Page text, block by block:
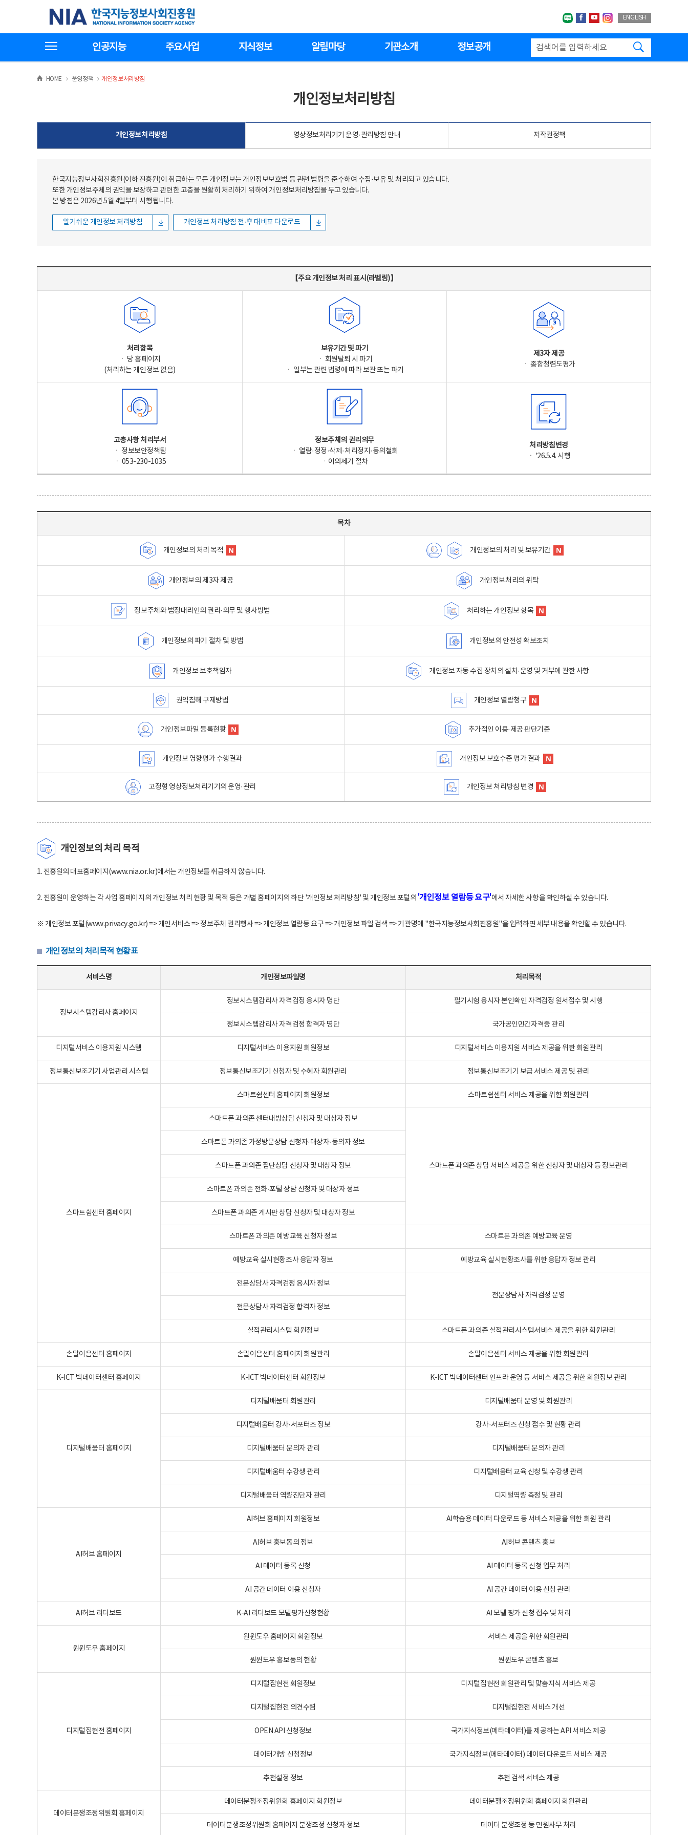
한국지능정보사회진흥원
네이버블로그
페이스북
유투브인스타그랩
ENGLISH
인공지능 주요사업 지식정보 알림마당 기관소개 정보공개
HOME >운영정책 >
개인정보처리방침
개인정보처리방침
개인정보처리방침 영상정보처리기기 운영·관리방침 안내 저작권정책
한국지능정보사회진흥원(이하 진흥원)이 취급하는 모든 개인정보는 개인정보보호법 등 관련 법령을 준수하여 수집·보유 및 처리되고 있습니다.
또한 개인정보주체의 권익을 보장하고 관련한 고충을 원활히 처리하기 위하여 개인정보처리방침을 두고 있습니다.
본 방침은 2026년 5월 4일부터 시행됩니다.
알기쉬운 개인정보 처리방침 개인정보 처리방침 전·후 대비표 다운로드
【주요 개인정보 처리 표시(라벨링)】
처리항목
ㆍ 당 홈페이지
(처리하는 개인정보 없음)
보유기간 및 파기
ㆍ 회원탈퇴 시 파기
ㆍ 일부는 관련 법령에 따라 보관 또는 파기
제3자 제공
ㆍ 종합청렴도평가
고충사항 처리부서
ㆍ 정보보안정책팀
ㆍ 053-230-1035
정보주체의 권리의무
ㆍ 열람·정정·삭제·처리정지·동의철회
ㆍ이의제기 절차
처리방침변경
ㆍ '26.5.4. 시행
목차
개인정보의 처리 목적 개인정보의 처리 및 보유기간
개인정보의 제3자 제공 개인정보처리의 위탁
정보주체와 법정대리인의 권리·의무 및 행사방법 처리하는 개인정보 항목
개인정보의 파기 절차 및 방법 개인정보의 안전성 확보조치
개인정보 보호책임자 개인정보 자동 수집 장치의 설치·운영 및 거부에 관한 사항
권익침해 구제방법 개인정보 열람청구
개인정보파일 등록현황 추가적인 이용·제공 판단기준
개인정보 영향평가 수행결과 개인정보 보호수준 평가 결과
고정형 영상정보처리기기의 운영·관리 개인정보 처리방침 변경
개인정보의 처리 목적
1. 진흥원의 대표홈페이지(www.nia.or.kr)에서는 개인정보를 취급하지 않습니다.
2. 진흥원이 운영하는 각 사업 홈페이지의 개인정보 처리 현황 및 목적 등은 개별 홈페이지의 하단 '개인정보 처리방침' 및 개인정보 포털의 '개인정보 열람등 요구'에서 자세한 사항을 확인하실 수 있습니다.
※ 개인정보 포털(www.privacy.go.kr) => 개인서비스 => 정보주체 권리행사 => 개인정보 열람등 요구 => 개인정보 파일 검색 => 기관명에 "한국지능정보사회진흥원"을 입력하면 세부 내용을 확인할 수 있습니다.
개인정보의 처리목적 현황표
서비스명 개인정보파일명 처리목적
정보시스템감리사 홈페이지
정보시스템감리사 자격검정 응시자 명단 필기시험 응시자 본인확인 자격검정 원서접수 및 시행
정보시스템감리사 자격검정 합격자 명단 국가공인민간자격증 관리
디지털서비스 이용지원 시스템 디지털서비스 이용지원 회원정보 디지털서비스 이용지원 서비스 제공을 위한 회원관리
정보통신보조기기 사업관리 시스템 정보통신보조기기 신청자 및 수혜자 회원관리 정보통신보조기기 보급 서비스 제공 및 관리
스마트쉼센터 홈페이지
스마트쉼센터 홈페이지 회원정보 스마트쉼센터 서비스 제공을 위한 회원관리
스마트폰 과의존 센터내방상담 신청자 및 대상자 정보
스마트폰 과의존 상담 서비스 제공을 위한 신청자 및 대상자 등 정보관리
스마트폰 과의존 가정방문상담 신청자·대상자·동의자 정보
스마트폰 과의존 집단상담 신청자 및 대상자 정보
스마트폰 과의존 전화·포털 상담 신청자 및 대상자 정보
스마트폰 과의존 게시판 상담 신청자 및 대상자 정보
스마트폰 과의존 예방교육 신청자 정보 스마트폰 과의존 예방교육 운영
예방교육 실시현황조사 응답자 정보 예방교육 실시현황조사를 위한 응답자 정보 관리
전문상담사 자격검정 응시자 정보
전문상담사 자격검정 운영
전문상담사 자격검정 합격자 정보
실적관리시스템 회원정보 스마트폰 과의존 실적관리시스템서비스 제공을 위한 회원관리
손말이음센터 홈페이지 손말이음센터 홈페이지 회원관리 손말이음센터 서비스 제공을 위한 회원관리
K-ICT 빅데이터센터 홈페이지 K-ICT 빅데이터센터 회원정보 K-ICT 빅데이터센터 인프라 운영 등 서비스 제공을 위한 회원정보 관리
디지털배움터 홈페이지
디지털배움터 회원관리 디지털배움터 운영 및 회원관리
디지털배움터 강사·서포터즈 정보 강사·서포터즈 신청 접수 및 현황 관리
디지털배움터 문의자 관리 디지털배움터 문의자 관리
디지털배움터 수강생 관리 디지털배움터 교육 신청 및 수강생 관리
디지털배움터 역량진단자 관리 디지털역량 측정 및 관리
AI허브 홈페이지
AI허브 홈페이지 회원정보 AI학습용 데이터 다운로드 등 서비스 제공을 위한 회원 관리
AI허브 홍보동의 정보 AI허브 콘텐츠 홍보
AI 데이터 등록 신청 AI 데이터 등록 신청 업무 처리
AI 공간 데이터 이용 신청자 AI 공간 데이터 이용 신청 관리
AI허브 리더보드 K-AI 리더보드 모델평가신청현황 AI 모델 평가 신청 접수 및 처리
원윈도우 홈페이지
원윈도우 홈페이지 회원정보 서비스 제공을 위한 회원관리
원윈도우 홍보동의 현황 원윈도우 콘텐츠 홍보
디지털집현전 홈페이지
디지털집현전 회원정보 디지털집현전 회원관리 및 맞춤지식 서비스 제공
디지털집현전 의견수렴 디지털집현전 서비스 개선
OPEN API 신청정보 국가지식정보(메타데이터)를 제공하는 API 서비스 제공
데이터개방 신청정보 국가지식정보(메타데이터) 데이터 다운로드 서비스 제공
추천설정 정보 추천 검색 서비스 제공
데이터분쟁조정위원회 홈페이지
데이터분쟁조정위원회 홈페이지 회원정보 데이터분쟁조정위원회 홈페이지 회원관리
데이터분쟁조정위원회 홈페이지 분쟁조정 신청자 정보 데이터 분쟁조정 등 민원사무 처리